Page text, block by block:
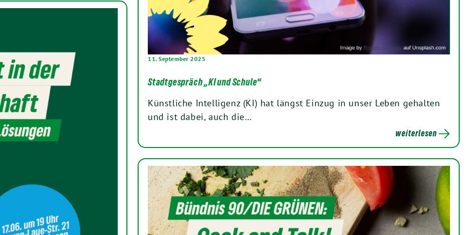
11. September 2025
Stadtgespräch „KI und Schule“
Künstliche Intelligenz (KI) hat längst Einzug in unser Leben gehalten
und ist dabei, auch die…
weiterlesen